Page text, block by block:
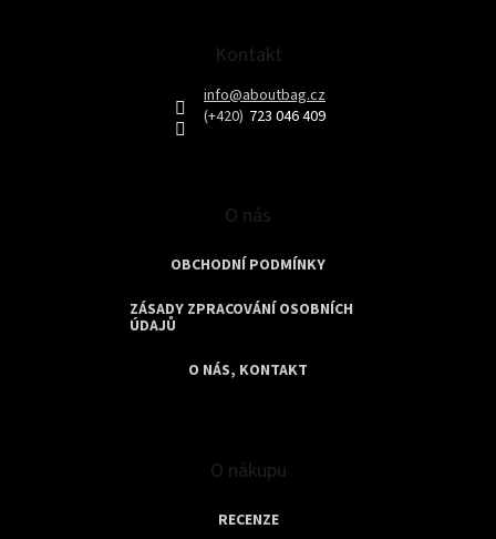
Kontakt
info@aboutbag.cz
723 046 409
O nás
OBCHODNÍ PODMÍNKY
ZÁSADY ZPRACOVÁNÍ OSOBNÍCH
ÚDAJŮ
O NÁS, KONTAKT
O nákupu
RECENZE